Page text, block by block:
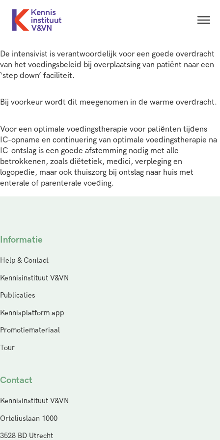
De intensivist is verantwoordelijk voor een goede overdracht
van het voedingsbeleid bij overplaatsing van patiënt naar een
‘step down’ faciliteit.
Bij voorkeur wordt dit meegenomen in de warme overdracht.
Voor een optimale voedingstherapie voor patiënten tijdens
IC-opname en continuering van optimale voedingstherapie na
IC-ontslag is een goede afstemming nodig met alle
betrokkenen, zoals diëtetiek, medici, verpleging en
logopedie, maar ook thuiszorg bij ontslag naar huis met
enterale of parenterale voeding.
Informatie
Help & Contact
Kennisinstituut V&VN
Publicaties
Kennisplatform app
Promotiemateriaal
Tour
Contact
Kennisinstituut V&VN
Orteliuslaan 1000
3528 BD Utrecht